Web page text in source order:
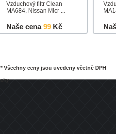
Vzduchový filtr Clean
MA684, Nissan Micr ...
Naše cena99 Kč
* Všechny ceny jsou uvedeny včetně DPH